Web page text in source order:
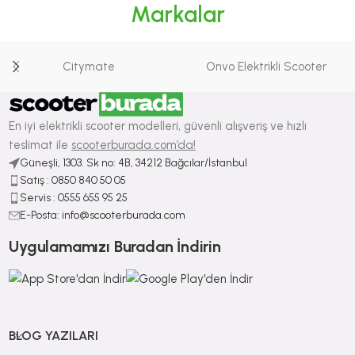
Markalar
Citymate Onvo Elektrikli Scooter
En iyi elektrikli scooter modelleri, güvenli alışveriş ve hızlı
teslimat ile scooterburada.com’da!
Güneşli, 1303. Sk no: 4B, 34212 Bağcılar/İstanbul
Satış : ⁠0850 840 50 05
Servis : 0555 655 95 25
E-Posta: info@scooterburada.com
Uygulamamızı Buradan İndirin
BLOG YAZILARI